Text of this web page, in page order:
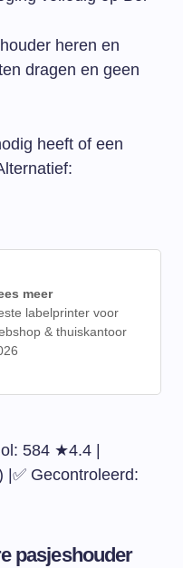
heren en
dragen en geen
heeft of een
meer
labelprinter voor
& thuiskantoor
584 ★4.4 |
Gecontroleerd:
pasjeshouder